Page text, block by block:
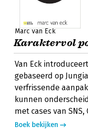
Marc van Eck
Karaktervol
Van Eck
gebaseerd op
verfrissende
kunnen
met cases van
Boek bekijken